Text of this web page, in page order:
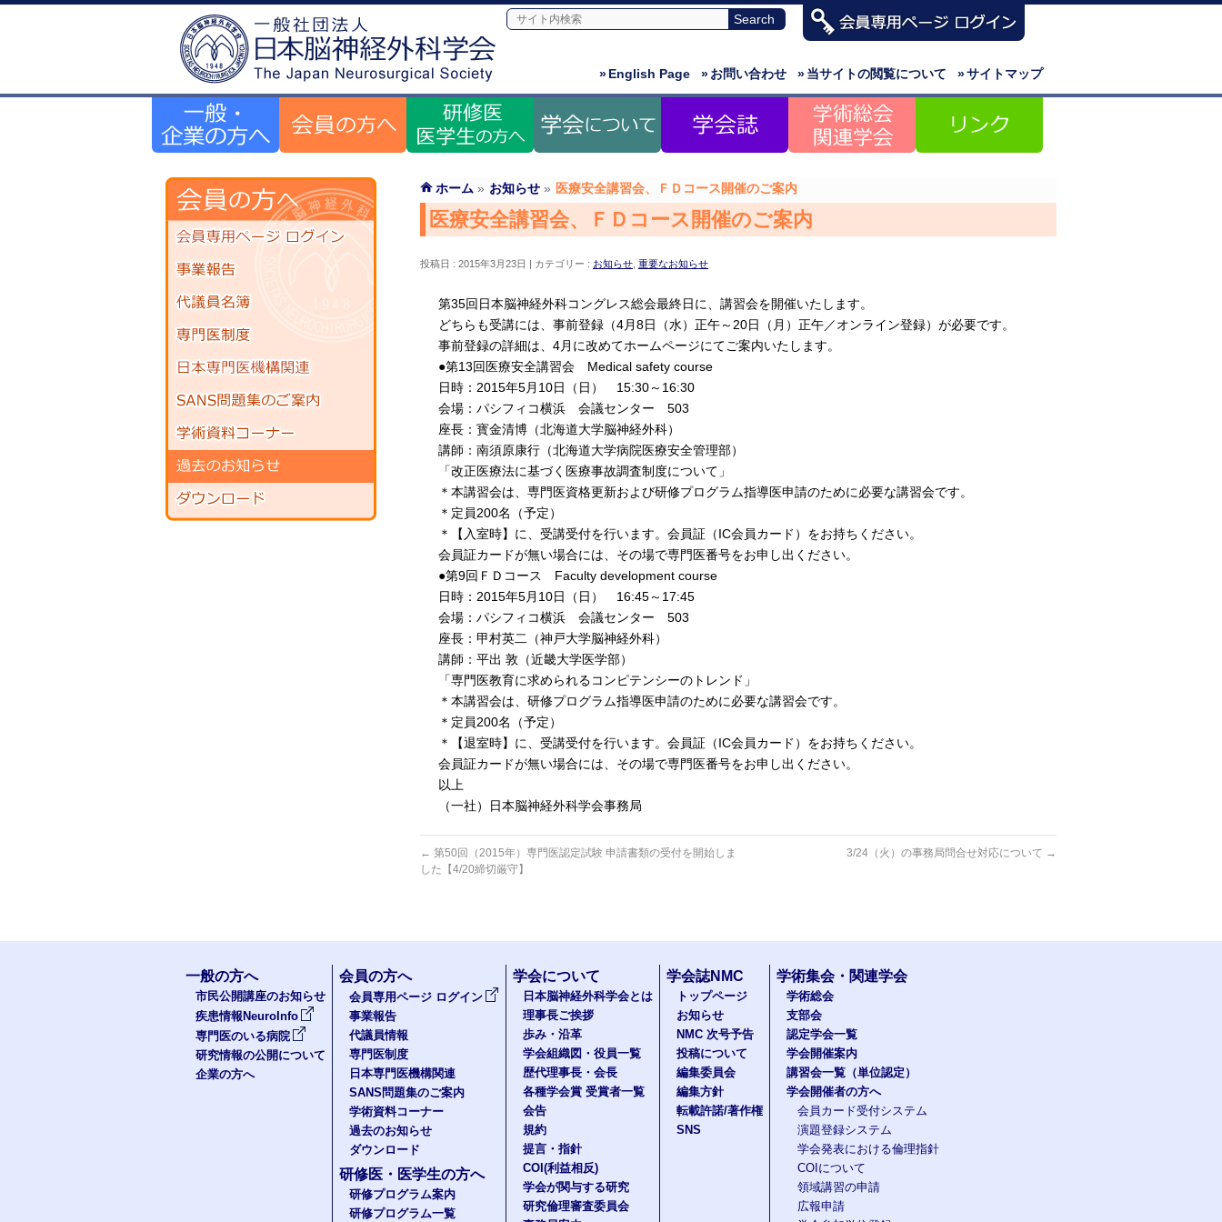
»サイトマップ
»当サイトの閲覧について
»お問い合わせ
»English Page
ホーム » お知らせ » 医療安全講習会、ＦＤコース開催のご案内
医療安全講習会、ＦＤコース開催のご案内
投稿日 : 2015年3月23日 カテゴリー : お知らせ 重要なお知らせ
第35回日本脳神経外科コングレス総会最終日に、講習会を開催いたします。
どちらも受講には、事前登録（4月8日（水）正午～20日（月）正午／オンライン登録）が必要です。
事前登録の詳細は、4月に改めてホームページにてご案内いたします。
●第13回医療安全講習会 Medical safety course
日時：2015年5月10日（日） 15:30～16:30
会場：パシフィコ横浜 会議センター 503
座長：寳金清博（北海道大学脳神経外科）
講師：南須原康行（北海道大学病院医療安全管理部）
「改正医療法に基づく医療事故調査制度について」
＊本講習会は、専門医資格更新および研修プログラム指導医申請のために必要な講習会です。
＊定員200名（予定）
＊【入室時】に、受講受付を行います。会員証（IC会員カード）をお持ちください。
会員証カードが無い場合には、その場で専門医番号をお申し出ください。
●第9回ＦＤコース Faculty development course
日時：2015年5月10日（日） 16:45～17:45
会場：パシフィコ横浜 会議センター 503
座長：甲村英二（神戸大学脳神経外科）
講師：平出 敦（近畿大学医学部）
「専門医教育に求められるコンピテンシーのトレンド」
＊本講習会は、研修プログラム指導医申請のために必要な講習会です。
＊定員200名（予定）
＊【退室時】に、受講受付を行います。会員証（IC会員カード）をお持ちください。
会員証カードが無い場合には、その場で専門医番号をお申し出ください。
以上
（一社）日本脳神経外科学会事務局
← 第50回（2015年）専門医認定試験 申請書類の受付を開始しま
した【4/20締切厳守】
3/24（火）の事務局問合せ対応について →
一般の方へ
市民公開講座のお知らせ
疾患情報NeuroInfo
専門医のいる病院
研究情報の公開について
企業の方へ
会員の方へ
会員専用ページ ログイン
事業報告
代議員情報
専門医制度
日本専門医機構関連
SANS問題集のご案内
学術資料コーナー
過去のお知らせ
ダウンロード
研修医・医学生の方へ
研修プログラム案内
研修プログラム一覧
学会について
日本脳神経外科学会とは
理事長ご挨拶
歩み・沿革
学会組織図・役員一覧
歴代理事長・会長
各種学会賞 受賞者一覧
会告
規約
提言・指針
COI(利益相反)
学会が関与する研究
研究倫理審査委員会
学会誌NMC
トップページ
お知らせ
NMC 次号予告
投稿について
編集委員会
編集方針
転載許諾/著作権
SNS
学術集会・関連学会
学術総会
支部会
認定学会一覧
学会開催案内
講習会一覧（単位認定）
学会開催者の方へ
会員カード受付システム
演題登録システム
学会発表における倫理指針
COIについて
領域講習の申請
広報申請